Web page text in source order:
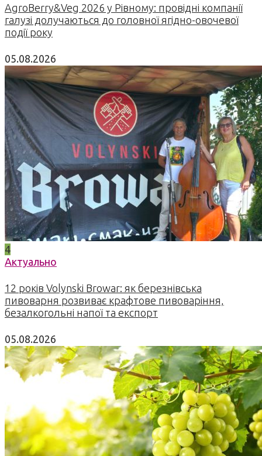
AgroBerry&Veg 2026 у Рівному: провідні компанії
галузі долучаються до головної ягідно-овочевої
події року
05.08.2026
4
Актуально
12 років Volynski Browar: як березнівська
пивоварня розвиває крафтове пивоваріння,
безалкогольні напої та експорт
05.08.2026